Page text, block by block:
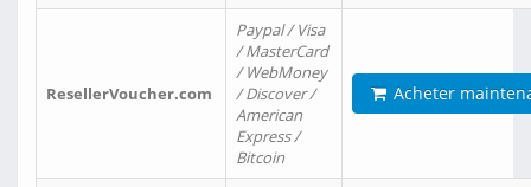
ResellerVoucher.com
Paypal / Visa
/ MasterCard
/ WebMoney
/ Discover /
American
Express /
Bitcoin
Acheter